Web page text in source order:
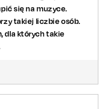
się na muzyce.
takiej liczbie osób.
dla których takie